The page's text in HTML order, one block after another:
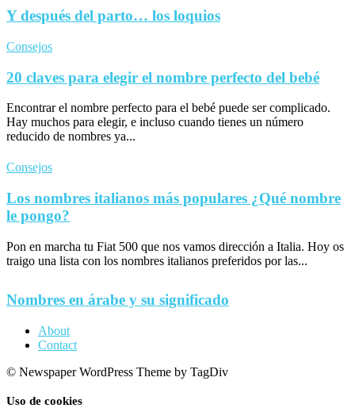
Y después del parto… los loquios
Consejos
20 claves para elegir el nombre perfecto del bebé
Encontrar el nombre perfecto para el bebé puede ser complicado.
Hay muchos para elegir, e incluso cuando tienes un número
reducido de nombres ya...
Consejos
Los nombres italianos más populares ¿Qué nombre
le pongo?
Pon en marcha tu Fiat 500 que nos vamos dirección a Italia. Hoy os
traigo una lista con los nombres italianos preferidos por las...
Nombres en árabe y su significado
About
Contact
© Newspaper WordPress Theme by TagDiv
Uso de cookies